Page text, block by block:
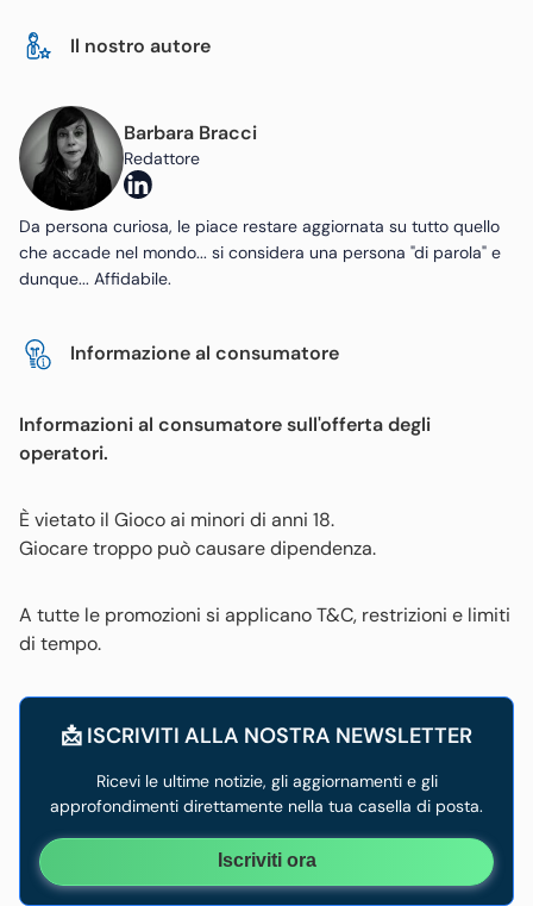
Il nostro autore
Barbara Bracci
Redattore
Da persona curiosa, le piace restare aggiornata su tutto quello
che accade nel mondo... si considera una persona "di parola" e
dunque... Affidabile.
Informazione al consumatore
Informazioni al consumatore sull'offerta degli
operatori.
È vietato il Gioco ai minori di anni 18.
Giocare troppo può causare dipendenza.
A tutte le promozioni si applicano T&C, restrizioni e limiti
di tempo.
📩 ISCRIVITI ALLA NOSTRA NEWSLETTER
Ricevi le ultime notizie, gli aggiornamenti e gli
approfondimenti direttamente nella tua casella di posta.
Iscriviti ora